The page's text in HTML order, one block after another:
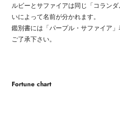
ルビーとサファイアは同じ「コラン
いによって名前が分かれます。
鑑別書には「パープル・サファイア
ご了承下さい。
Fortune chart